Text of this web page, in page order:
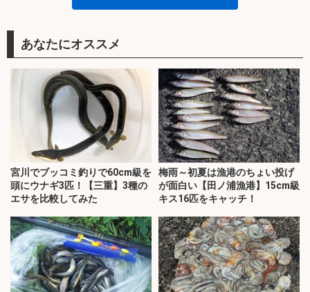
あなたにオススメ
宮川でブッコミ釣りで60cm級を
頭にウナギ3匹！【三重】3種の
エサを比較してみた
梅雨～初夏は漁港のちょい投げ
が面白い【田ノ浦漁港】15cm級
キス16匹をキャッチ！